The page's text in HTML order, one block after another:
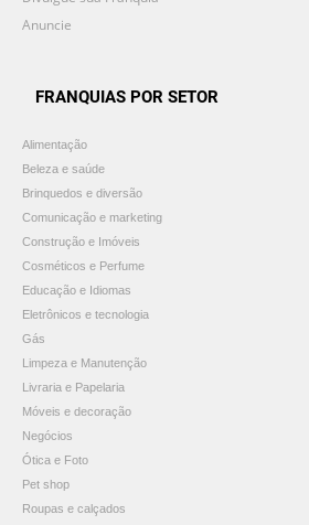
Anuncie
FRANQUIAS POR SETOR
Alimentação
Beleza e saúde
Brinquedos e diversão
Comunicação e marketing
Construção e Imóveis
Cosméticos e Perfume
Educação e Idiomas
Eletrônicos e tecnologia
Gás
Limpeza e Manutenção
Livraria e Papelaria
Móveis e decoração
Negócios
Ótica e Foto
Pet shop
Roupas e calçados